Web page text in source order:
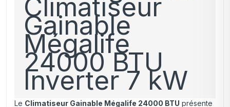
Climatiseur
Gainable
Mégalife
24000 BTU
Inverter 7 kW
Le Climatiseur Gainable Mégalife 24000 BTU présente